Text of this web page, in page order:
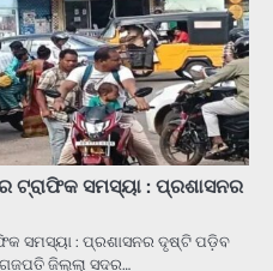
ଟ୍ରାଫିକ ସମସ୍ୟା : ପ୍ରଶାସନର
ସମସ୍ୟା : ପ୍ରଶାସନର ଦୃଷ୍ଟି ପଡ଼ିବ
ଗଜପତି ଜିଲ୍ଲା ସଦର…